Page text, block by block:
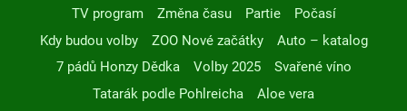
TV program
Změna času Partie
Počasí
Kdy budou volby
ZOO Nové začátky
Auto – katalog
7 pádů Honzy Dědka
Volby 2025
Svařené víno
Tatarák podle Pohlreicha
Aloe vera